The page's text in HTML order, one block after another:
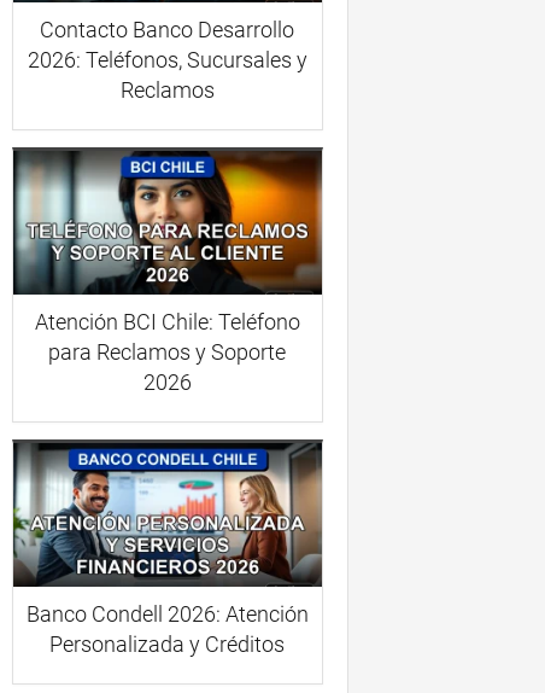
Contacto Banco Desarrollo
2026: Teléfonos, Sucursales y
Reclamos
Atención BCI Chile: Teléfono
para Reclamos y Soporte
2026
Banco Condell 2026: Atención
Personalizada y Créditos